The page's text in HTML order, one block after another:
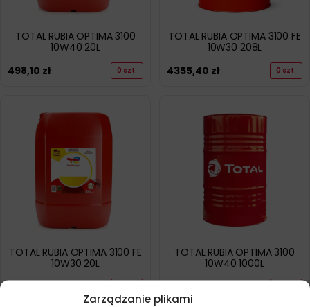
Zarządzanie plikami
TOTAL RUBIA OPTIMA 3100
10W40 20L
498,10 zł 0 szt.
TOTAL RUBIA OPTIMA 3100 FE
10W30 208L
4355,40 zł 0 szt.
TOTAL RUBIA OPTIMA 3100 FE
10W30 20L
TOTAL RUBIA OPTIMA 3100
10W40 1000L